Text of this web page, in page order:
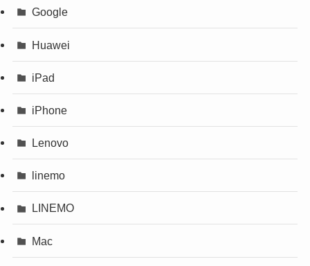
Google
Huawei
iPad
iPhone
Lenovo
linemo
LINEMO
Mac